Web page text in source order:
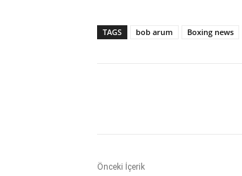
TAGS bob arum Boxing news
Önceki İçerik